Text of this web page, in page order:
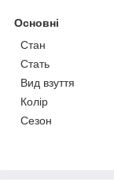
Основні
Стан
Стать
Вид взуття
Колір
Сезон